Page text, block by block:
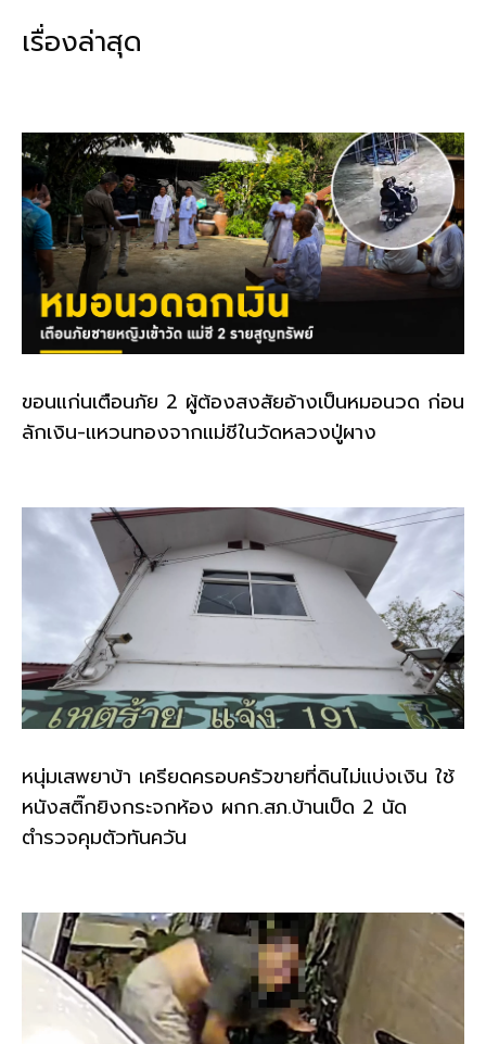
k
เรื่องล่าสุด
ขอนแก่นเตือนภัย 2 ผู้ต้องสงสัยอ้างเป็นหมอนวด ก่อน
ลักเงิน-แหวนทองจากแม่ชีในวัดหลวงปู่ผาง
หนุ่มเสพยาบ้า เครียดครอบครัวขายที่ดินไม่แบ่งเงิน ใช้
หนังสติ๊กยิงกระจกห้อง ผกก.สภ.บ้านเป็ด 2 นัด
ตำรวจคุมตัวทันควัน